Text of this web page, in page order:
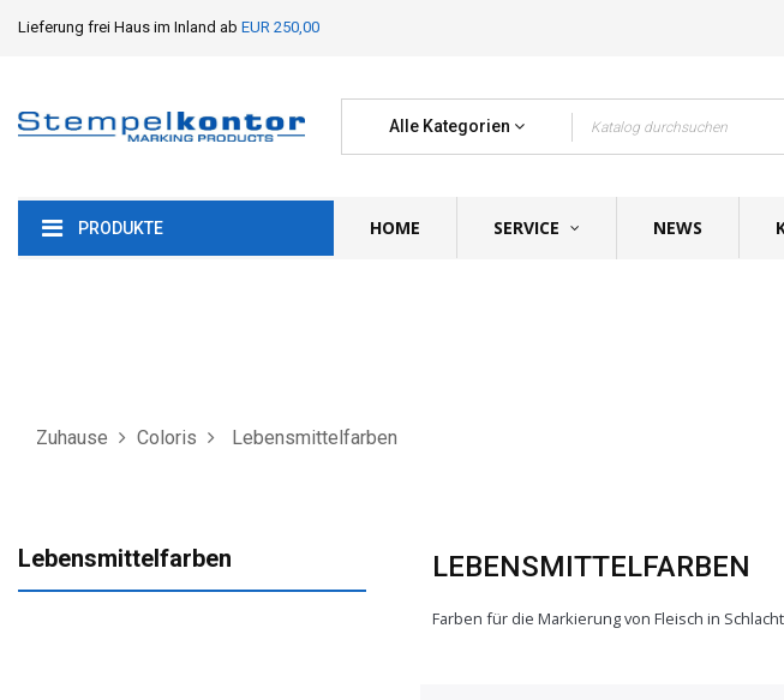
Lieferung frei Haus im Inland ab EUR 250,00
Alle Kategorien
PRODUKTE HOME SERVICE NEWS
Zuhause Coloris Lebensmittelfarben
Lebensmittelfarben LEBENSMITTELFARBEN
Farben für die Markierung von Fleisch in